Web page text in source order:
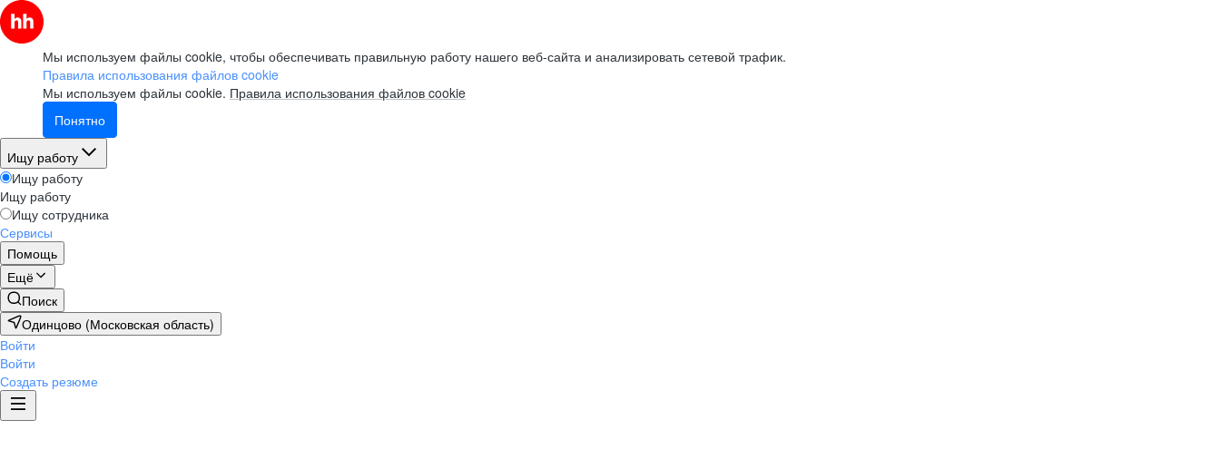
Мы используем файлы cookie, чтобы обеспечивать правильную работу нашего веб-сайта и анализировать сетевой трафик.
Правила использования файлов cookie
Мы используем файлы cookie. Правила использования файлов cookie
Понятно
Ищу работу
Ищу работу
Ищу работу
Ищу сотрудника
Сервисы
Помощь
Ещё
Поиск
Одинцово (Московская область)
Войти
Войти
Создать резюме